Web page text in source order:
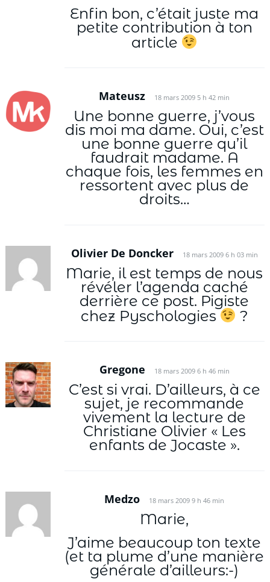
Enfin bon, c’était juste ma
petite contribution à ton
article
Mateusz 18 mars 2009 5 h 42 min
Une bonne guerre, j’vous
dis moi ma dame. Oui, c’est
une bonne guerre qu’il
faudrait madame. A
chaque fois, les femmes en
ressortent avec plus de
droits…
Olivier De Doncker 18 mars 2009 6 h 03 min
Marie, il est temps de nous
révéler l’agenda caché
derrière ce post. Pigiste
chez Pyschologies
?
Gregone 18 mars 2009 6 h 46 min
C’est si vrai. D’ailleurs, à ce
sujet, je recommande
vivement la lecture de
Christiane Olivier « Les
enfants de Jocaste ».
Medzo 18 mars 2009 9 h 46 min
Marie,
J’aime beaucoup ton texte
(et ta plume d’une manière
générale d’ailleurs:-)